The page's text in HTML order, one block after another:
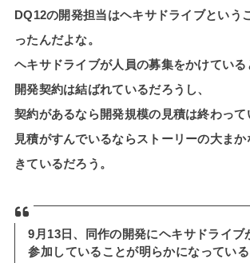
DQ12の開発担当はヘキサドライブという
ったんだよな。
ヘキサドライブが人員の募集をかけている
開発契約は結ばれているだろうし、
契約があるなら開発規模の見積は終わって
見積がすんでいるならストーリーの大ま
きているだろう。
9月13日、同作の開発にヘキサドライブ
参加していることが明らかになっている